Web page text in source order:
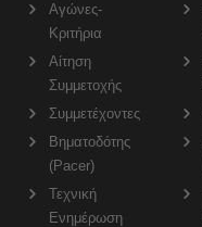
Αγώνες-
Κριτήρια
Αίτηση
Συμμετοχής
Συμμετέχοντες
Βηματοδότης
(Pacer)
Τεχνική
Ενημέρωση